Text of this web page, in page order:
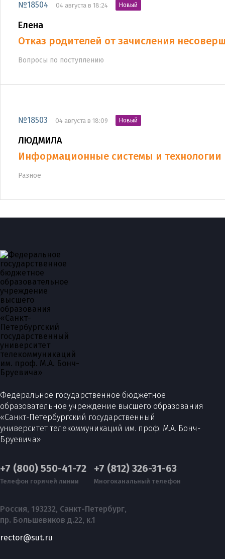
№18504 04 августа в 18:24 Новый
Елена
Отказ родителей от зачисления
Вопросы по поступлению
№18503 04 августа в 18:09 Новый
ЛЮДМИЛА
Информационные системы и технологии
Разное
Федеральное государственное бюджетное
образовательное учреждение высшего образования
«Санкт-Петербургский государственный
университет телекоммуникаций им. проф. М.А. Бонч-
Бруевича»
+7 (800) 550-41-72
Телефон горячей линии
+7 (812) 326-31-63
Многоканальный телефон
Россия, 193232, Санкт-Петербург,
пр. Большевиков д.22, к.1
rector@sut.ru